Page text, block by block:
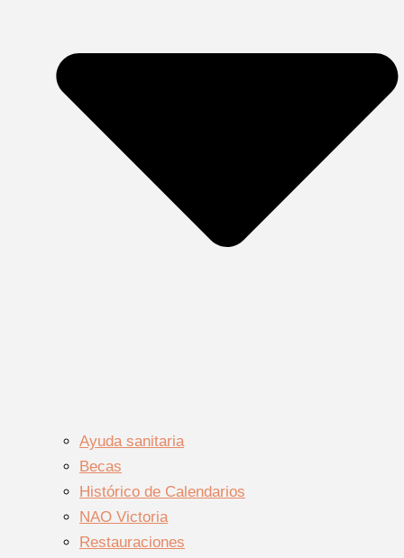
Ayuda sanitaria
Becas
Histórico de Calendarios
NAO Victoria
Restauraciones